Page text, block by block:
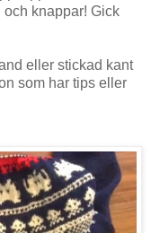
knappar! Gick
eller stickad kant
som har tips eller